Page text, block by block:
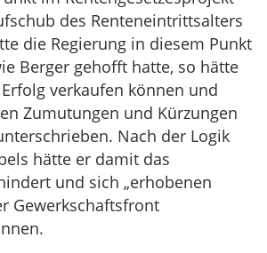
des Renteneintrittsalters
die Regierung in diesem Punkt
Berger gehofft hatte, so hätte
verkaufen können und
Zumutungen und Kürzungen
Nach der Logik
hätte er damit das
und sich „erhobenen
Gewerkschaftsfront